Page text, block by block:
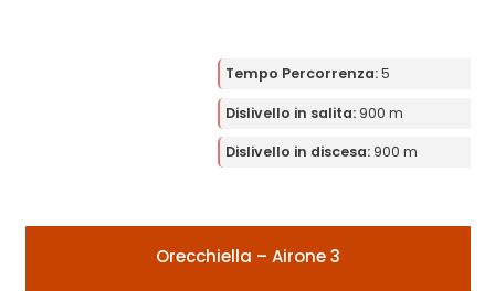
Tempo Percorrenza:5
Dislivello in salita: 900 m
Dislivello in discesa: 900 m
Orecchiella – Airone 3